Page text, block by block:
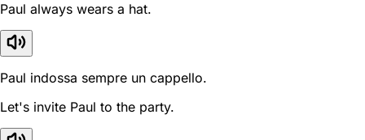
Paul always wears a hat.
Paul indossa sempre un cappello.
Let's invite Paul to the party.